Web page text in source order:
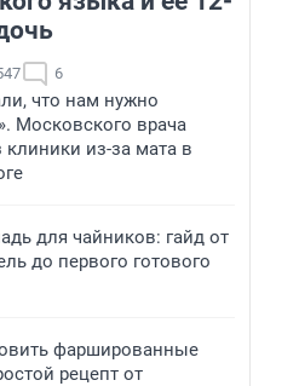
6
что нам нужно
Московского врача
из-за мата в
для чайников: гайд от
до первого готового
фаршированные
рецепт от